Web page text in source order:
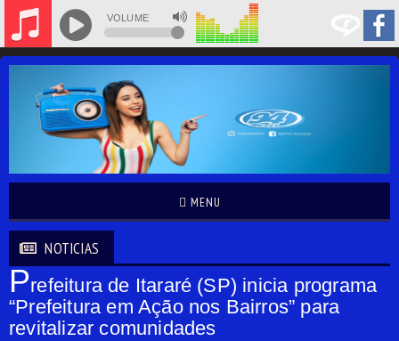
VOLUME
MENU
NOTICIAS
Prefeitura de Itararé (SP) inicia programa
“Prefeitura em Ação nos Bairros” para
revitalizar comunidades